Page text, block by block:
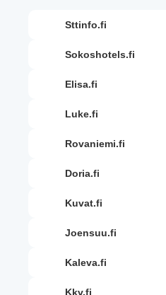
sttinfo.fi
sokoshotels.fi
elisa.fi
luke.fi
rovaniemi.fi
doria.fi
kuvat.fi
joensuu.fi
kaleva.fi
kkv.fi